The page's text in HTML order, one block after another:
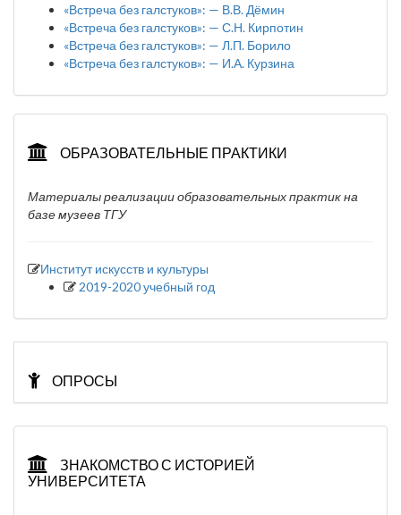
«Встреча без галстуков»: — В.В. Дёмин
«Встреча без галстуков»: — С.Н. Кирпотин
«Встреча без галстуков»: — Л.П. Борило
«Встреча без галстуков»: — И.А. Курзина
ОБРАЗОВАТЕЛЬНЫЕ ПРАКТИКИ
Материалы реализации образовательных практик на
базе музеев ТГУ
Институт искусств и культуры
2019-2020 учебный год
ОПРОСЫ
ЗНАКОМСТВО С ИСТОРИЕЙ
УНИВЕРСИТЕТА